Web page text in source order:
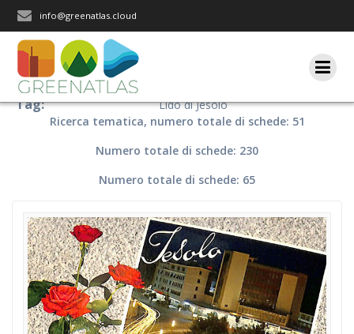
info@greenatlas.cloud
Tag:
Lido di Jesolo
Ricerca tematica, numero totale di schede: 51
Numero totale di schede: 230
Numero totale di schede: 65